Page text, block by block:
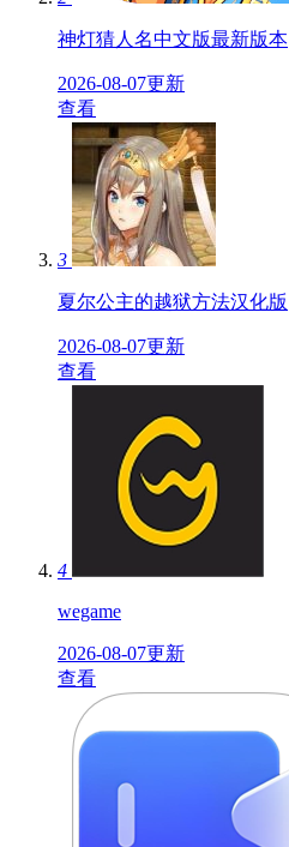
神灯猜人名中文版最新版本
2026-08-07更新
查看
3
夏尔公主的越狱方法汉化版
2026-08-07更新
查看
4
wegame
2026-08-07更新
查看